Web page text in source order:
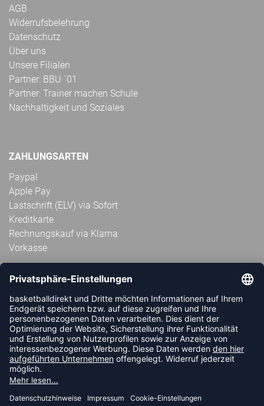
AGB
Widerrufsbelehrung
Datenschutz
Über uns
Unsere Filialen
Partner: BBU ´01
Partner: Trainer machen Schule
Nachhaltigkeit und Soziales
ZAHLUNGSARTEN
Paypal
Apple Pay
Lastschrift (ELV) via Sofort
Kreditkarte
Rechnungskauf via Klarna
Vorkasse
ABONNIERE JETZT DEN KOSTENLOSEN
HANDBALLDIREKT-NEWSLETTER UND VERPASSE KEINE
NEUIGKEIT ODER AKTION MEHR.
JETZT ANMELDEN